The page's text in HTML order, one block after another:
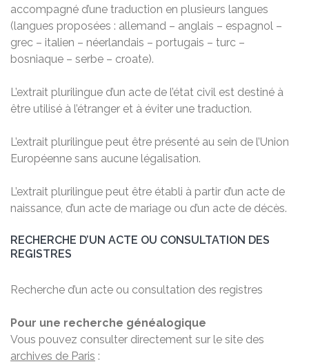
accompagné d’une traduction en plusieurs langues
(langues proposées : allemand – anglais – espagnol –
grec – italien – néerlandais – portugais – turc –
bosniaque – serbe – croate).
L’extrait plurilingue d’un acte de l’état civil est destiné à
être utilisé à l’étranger et à éviter une traduction.
L’extrait plurilingue peut être présenté au sein de l’Union
Européenne sans aucune légalisation.
L’extrait plurilingue peut être établi à partir d’un acte de
naissance, d’un acte de mariage ou d’un acte de décès.
RECHERCHE D’UN ACTE OU CONSULTATION DES
REGISTRES
Recherche d’un acte ou consultation des registres
Pour une recherche généalogique
Vous pouvez consulter directement sur le site des
archives de Paris :